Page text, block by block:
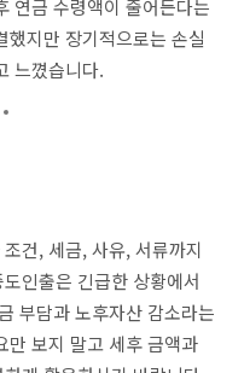
연금 수령액이 줄어든다는
지만 장기적으로는 손실
느꼈습니다.
건, 세금, 사유, 서류까지
인출은 긴급한 상황에서
부담과 노후자산 감소라는
만 보지 말고 세후 금액과